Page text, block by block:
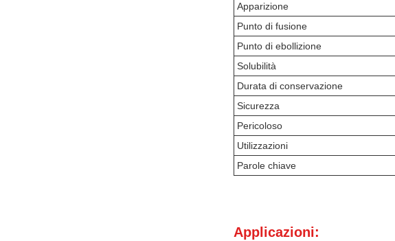
Apparizione
Punto di fusione
Punto di ebollizione
Solubilità
Durata di conservazione
Sicurezza
Pericoloso
Utilizzazioni
Parole chiave
Applicazioni: